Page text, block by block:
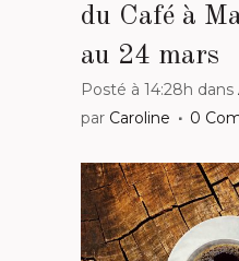
du Café à
au 24 mars
Posté à 14:28h dans
par Caroline 0